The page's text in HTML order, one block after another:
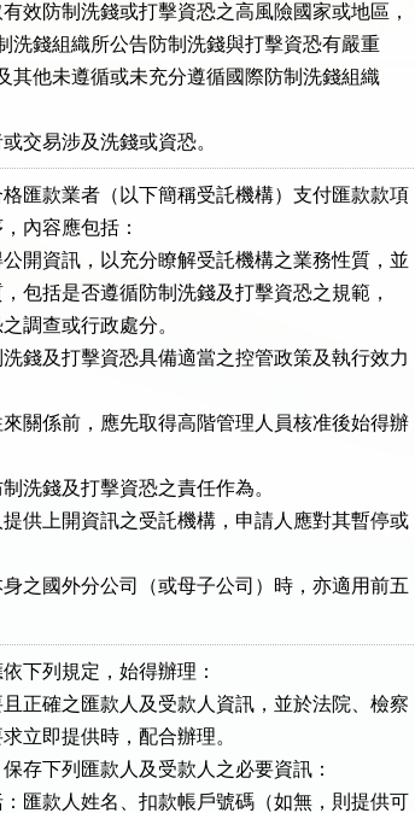
效防制洗錢或打擊資恐之高風險國家或地區，
制洗錢組織所公告防制洗錢與打擊資恐有嚴重
及其他未遵循或未充分遵循國際防制洗錢組織
交易涉及洗錢或資恐。
匯款業者（以下簡稱受託機構）支付匯款款項
內容應包括：
開資訊，以充分瞭解受託機構之業務性質，並
，包括是否遵循防制洗錢及打擊資恐之規範，
調查或行政處分。
錢及打擊資恐具備適當之控管政策及執行效力
關係前，應先取得高階管理人員核准後始得辦
洗錢及打擊資恐之責任作為。
供上開資訊之受託機構，申請人應對其暫停或
之國外分公司（或母子公司）時，亦適用前五
下列規定，始得辦理：
正確之匯款人及受款人資訊，並於法院、檢察
求立即提供時，配合辦理。
存下列匯款人及受款人之必要資訊：
：匯款人姓名、扣款帳戶號碼（如無，則提供可